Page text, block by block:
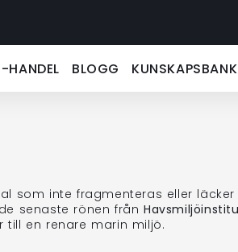
HANDEL BLOGG KUNSKAPSBANK
som inte fragmenteras eller
senaste rönen från
till en renare marin miljö.